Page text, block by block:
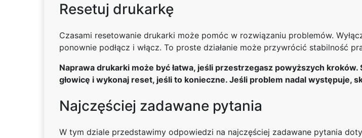
Resetuj drukarkę
Czasami resetowanie drukarki może pomóc w rozwiązaniu problemów.
ponownie podłącz i włącz. To proste działanie może przywrócić stabilność
Naprawa drukarki może być łatwa, jeśli przestrzegasz powyższych
głowicę i wykonaj reset, jeśli to konieczne. Jeśli problem nadal występuje,
Najczęściej zadawane pytania
W tym dziale przedstawimy odpowiedzi na najczęściej zadawane pytania